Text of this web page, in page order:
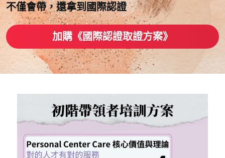
不僅會帶，還拿到國際認證
加購《國際認證取證方案》